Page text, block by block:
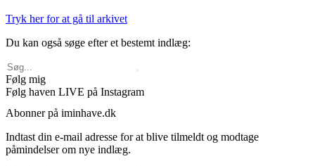
Tryk her for at gå til arkivet
Du kan også søge efter et bestemt indlæg:
Følg mig
Følg haven LIVE på Instagram
Abonner på iminhave.dk
Indtast din e-mail adresse for at blive tilmeldt og modtage
påmindelser om nye indlæg.